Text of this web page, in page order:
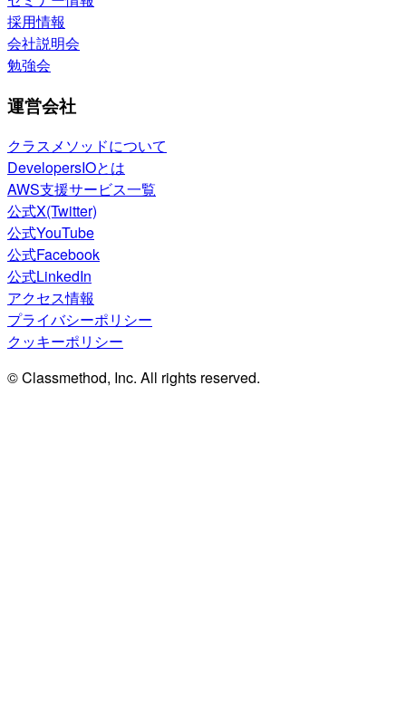
採用情報
会社説明会
勉強会
運営会社
クラスメソッドについて
DevelopersIOとは
AWS支援サービス一覧
公式X(Twitter)
公式YouTube
公式Facebook
公式LinkedIn
アクセス情報
プライバシーポリシー
クッキーポリシー
© Classmethod, Inc. All rights reserved.